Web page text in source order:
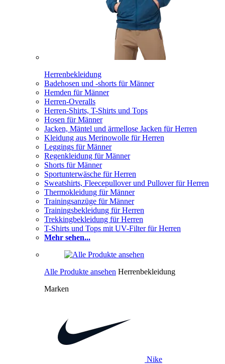
Herrenbekleidung
Badehosen und -shorts für Männer
Hemden für Männer
Herren-Overalls
Herren-Shirts, T-Shirts und Tops
Hosen für Männer
Jacken, Mäntel und ärmellose Jacken für Herren
Kleidung aus Merinowolle für Herren
Leggings für Männer
Regenkleidung für Männer
Shorts für Männer
Sportunterwäsche für Herren
Sweatshirts, Fleecepullover und Pullover für Herren
Thermokleidung für Männer
Trainingsanzüge für Männer
Trainingsbekleidung für Herren
Trekkingbekleidung für Herren
T-Shirts und Tops mit UV-Filter für Herren
Mehr sehen...
Alle Produkte ansehen Herrenbekleidung
Marken
Nike